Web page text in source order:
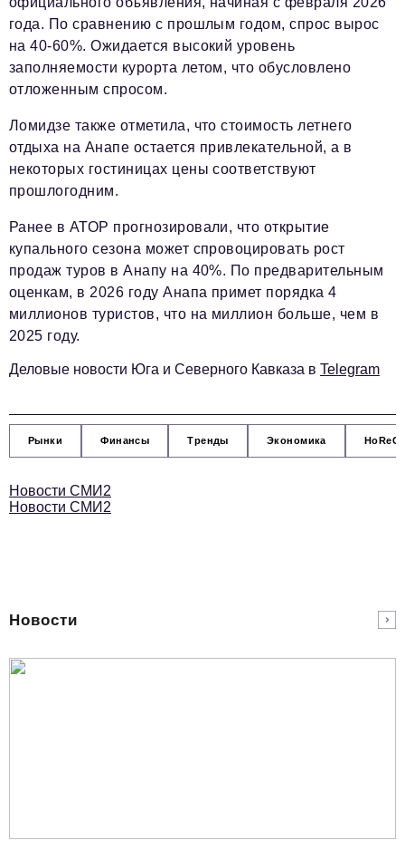
Авторские материалы
Видео
Информационный отдел
Отдел рекламы
Отдел распространения/редакционная подписка
podpiska@business-magazine.online
Отдел по работе с партнерами
partner@business-magazine.online
года. По сравнению с прошлым годом, спрос вырос
на 40-60%. Ожидается высокий уровень
заполняемости курорта летом, что обусловлено
отложенным спросом.
Ломидзе также отметила, что стоимость летнего
отдыха на Анапе остается привлекательной, а в
некоторых гостиницах цены соответствуют
прошлогодним.
Ранее в АТОР прогнозировали, что открытие
купального сезона может спровоцировать рост
продаж туров в Анапу на 40%. По предварительным
оценкам, в 2026 году Анапа примет порядка 4
миллионов туристов, что на миллион больше, чем в
2025 году.
Деловые новости Юга и Северного Кавказа в Telegram
Рынки Финансы Тренды Экономика HoReCa
Новости СМИ2
Новости СМИ2
Новости